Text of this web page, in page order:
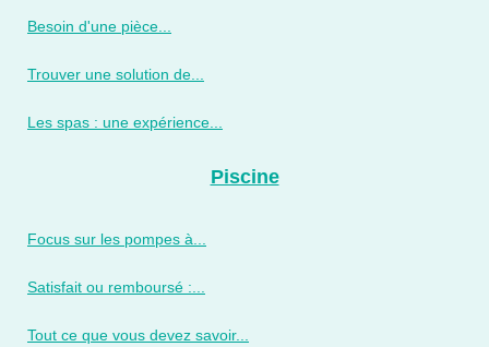
Besoin d'une pièce...
Trouver une solution de...
Les spas : une expérience...
Piscine
Focus sur les pompes à...
Satisfait ou remboursé :...
Tout ce que vous devez savoir...